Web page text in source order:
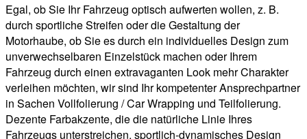
Egal, ob Sie Ihr Fahrzeug optisch aufwerten wollen, z. B.
durch sportliche Streifen oder die Gestaltung der
Motorhaube, ob Sie es durch ein individuelles Design zum
unverwechselbaren Einzelstück machen oder Ihrem
Fahrzeug durch einen extravaganten Look mehr Charakter
verleihen möchten, wir sind Ihr kompetenter Ansprechpartner
in Sachen Vollfolierung / Car Wrapping und Teilfolierung.
Dezente Farbakzente, die die natürliche Linie Ihres
Fahrzeugs unterstreichen, sportlich-dynamisches Design